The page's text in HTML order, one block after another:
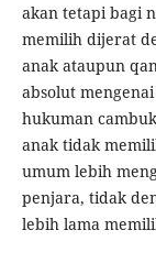
akan tetapi bagi
memilih dijerat
anak ataupun
absolut
hukuman
anak tidak
umum lebih
penjara, tidak
lebih lama